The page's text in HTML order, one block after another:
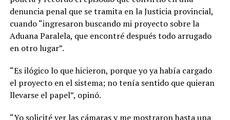
denuncia penal que se tramita en la Justicia provincial,
cuando “ingresaron buscando mi proyecto sobre la
Aduana Paralela, que encontré después todo arrugado
en otro lugar”.
“Es ilógico lo que hicieron, porque yo ya había cargado
el proyecto en el sistema; no tenía sentido que quieran
llevarse el papel”, opinó.
“Yo solicité ver las cámaras y me mostraron hasta una